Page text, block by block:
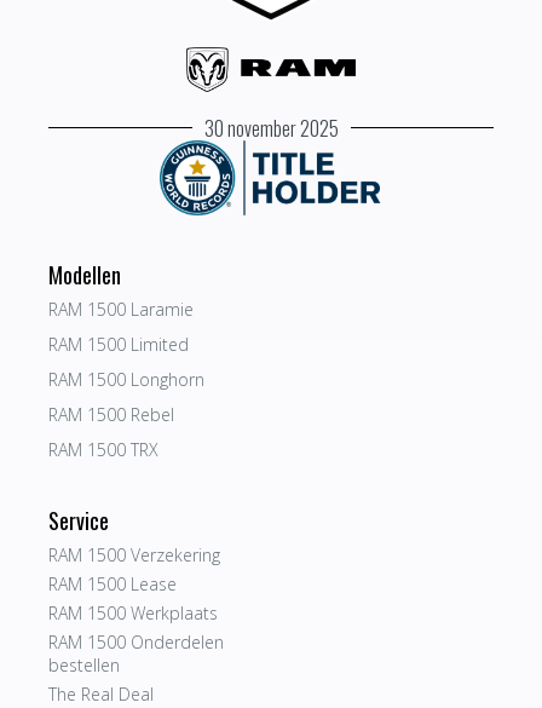
30 november 2025
Modellen
RAM 1500 Laramie
RAM 1500 Limited
RAM 1500 Longhorn
RAM 1500 Rebel
RAM 1500 TRX
Service
RAM 1500 Verzekering
RAM 1500 Lease
RAM 1500 Werkplaats
RAM 1500 Onderdelen
bestellen
The Real Deal